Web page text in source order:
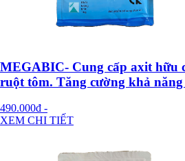
MEGABIC- Cung cấp axit hữu
ruột tôm. Tăng cường khả năng
490.000đ -
XEM CHI TIẾT